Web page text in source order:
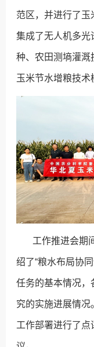
范区，并进行了玉
集成了无人机多光
种、农田测墒灌溉
玉米节水增粮技术
工作推进会期间
绍了“粮水布局协
任务的基本情况，
究的实施进展情况
工作部署进行了